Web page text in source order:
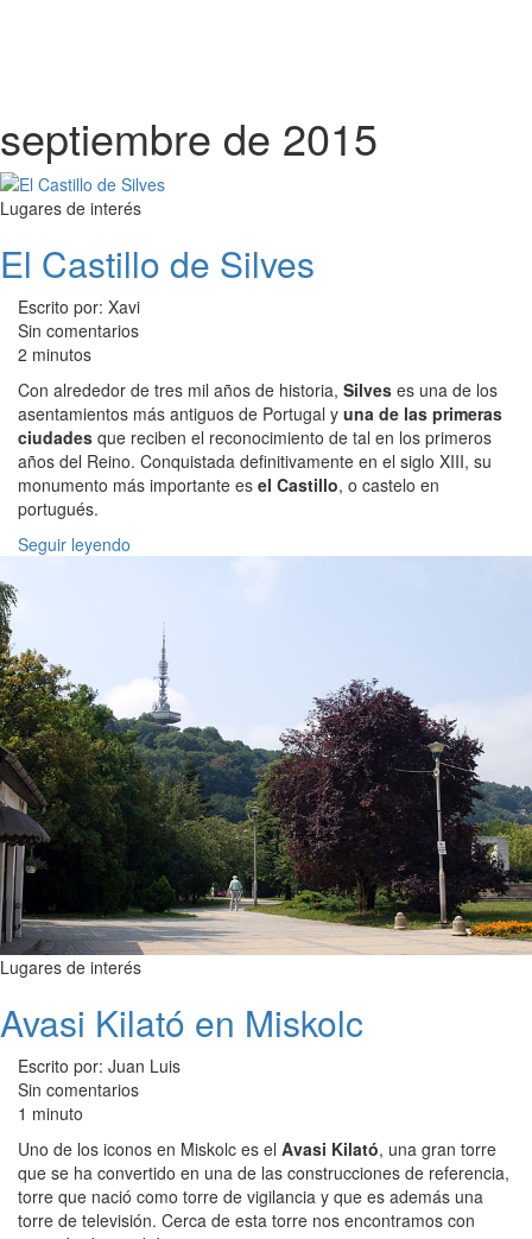
septiembre de 2015
Lugares de interés
El Castillo de Silves
Escrito por: Xavi
Sin comentarios
2 minutos
Con alrededor de tres mil años de historia, Silves es una de los
asentamientos más antiguos de Portugal y una de las primeras
ciudades que reciben el reconocimiento de tal en los primeros
años del Reino. Conquistada definitivamente en el siglo XIII, su
monumento más importante es el Castillo, o castelo en
portugués.
Seguir leyendo
Lugares de interés
Avasi Kilató en Miskolc
Escrito por: Juan Luis
Sin comentarios
1 minuto
Uno de los iconos en Miskolc es el Avasi Kilató, una gran torre
que se ha convertido en una de las construcciones de referencia,
torre que nació como torre de vigilancia y que es además una
torre de televisión. Cerca de esta torre nos encontramos con